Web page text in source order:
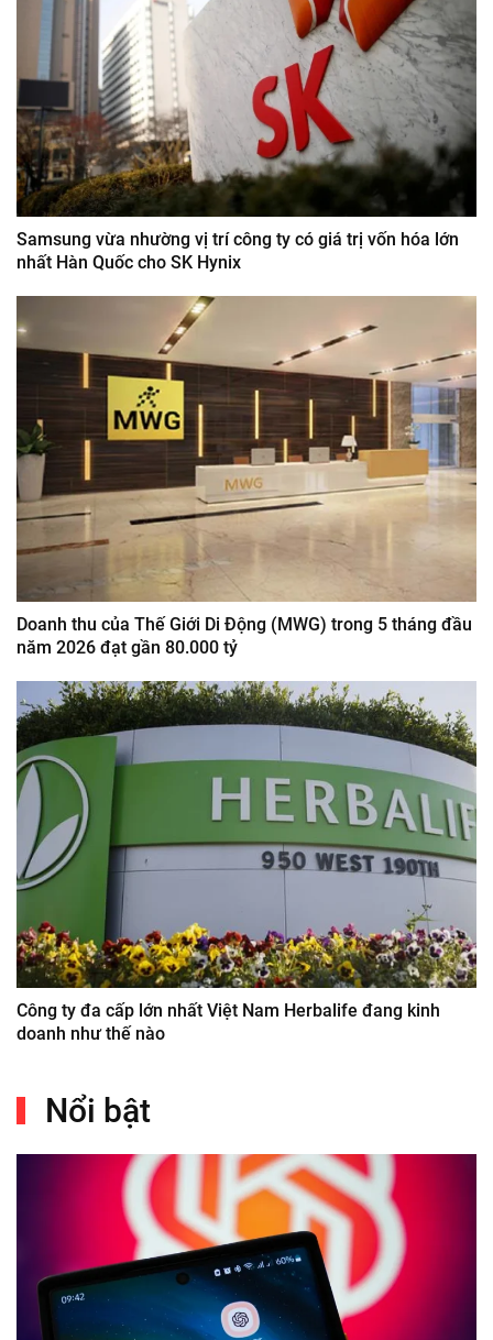
Samsung vừa nhường vị trí công ty có giá trị vốn hóa lớn
nhất Hàn Quốc cho SK Hynix
Doanh thu của Thế Giới Di Động (MWG) trong 5 tháng đầu
năm 2026 đạt gần 80.000 tỷ
Công ty đa cấp lớn nhất Việt Nam Herbalife đang kinh
doanh như thế nào
Nổi bật